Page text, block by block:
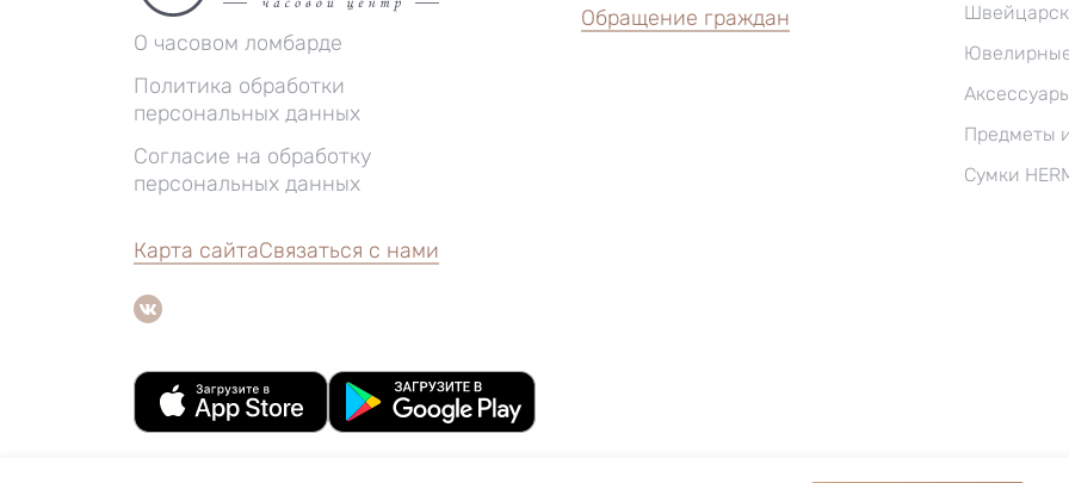
О часовом ломбарде
Политика обработки
персональных данных
Согласие на обработку
персональных данных
Обращение граждан
Предметы
Сумки
Карта сайтаСвязаться с нами